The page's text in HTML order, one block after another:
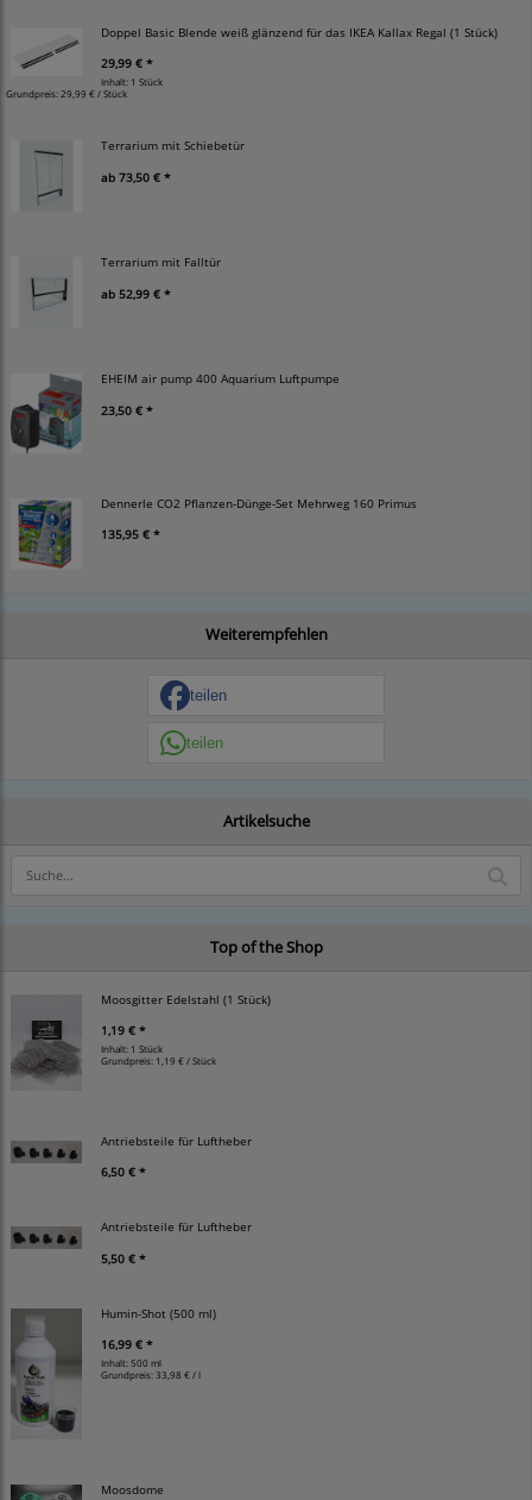
Doppel Basic Blende weiß glänzend für das IKEA Kallax Regal (1 Stück)
29,99 € *
Inhalt: 1 Stück
Grundpreis:29,99 € / Stück
Terrarium mit Schiebetür
ab 73,50 € *
Terrarium mit Falltür
ab 52,99 € *
EHEIM air pump 400 Aquarium Luftpumpe
23,50 € *
Dennerle CO2 Pflanzen-Dünge-Set Mehrweg 160 Primus
135,95 € *
Weiterempfehlen
teilen
teilen
Artikelsuche
Top of the Shop
Moosgitter Edelstahl (1 Stück)
1,19 € *
Inhalt: 1 Stück
Grundpreis: 1,19 € / Stück
Antriebsteile für Luftheber
6,50 € *
Antriebsteile für Luftheber
5,50 € *
Humin-Shot (500 ml)
16,99 € *
Inhalt: 500 ml
Grundpreis:33,98 € / l
Moosdome